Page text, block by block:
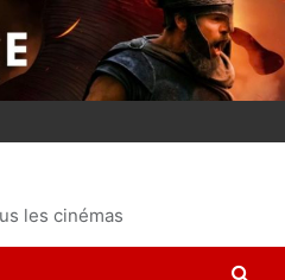
les cinémas